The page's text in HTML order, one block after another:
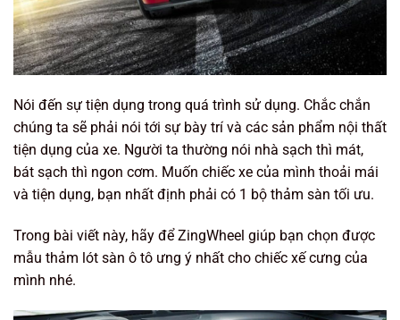
Nói đến sự tiện dụng trong quá trình sử dụng. Chắc chắn
chúng ta sẽ phải nói tới sự bày trí và các sản phẩm nội thất
tiện dụng của xe. Người ta thường nói nhà sạch thì mát,
bát sạch thì ngon cơm. Muốn chiếc xe của mình thoải mái
và tiện dụng, bạn nhất định phải có 1 bộ thảm sàn tối ưu.
Trong bài viết này, hãy để ZingWheel giúp bạn chọn được
mẫu thảm lót sàn ô tô ưng ý nhất cho chiếc xế cưng của
mình nhé.